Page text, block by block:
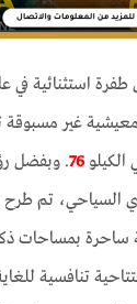
طفرة استثنائية في
معيشية غير
الكيلو76. وبفضل
السياحي، تم
ساحرة بمساحات
تنافسية